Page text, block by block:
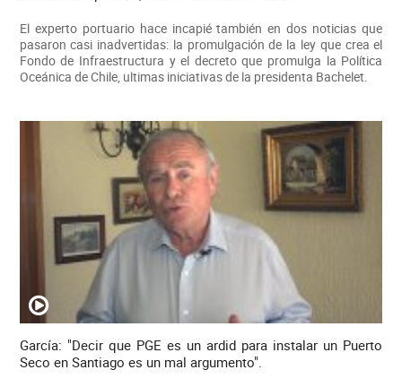
El experto portuario hace incapié también en dos noticias que
pasaron casi inadvertidas: la promulgación de la ley que crea el
Fondo de Infraestructura y el decreto que promulga la Política
Oceánica de Chile, ultimas iniciativas de la presidenta Bachelet.
García: "Decir que PGE es un ardid para instalar un Puerto
Seco en Santiago es un mal argumento".